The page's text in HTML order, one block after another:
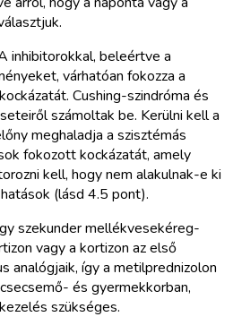
inhibitorokkal, beleértve a
várhatóan fokozza a
Cushing-szindróma és
számoltak be. Kerülni kell a
meghaladja a szisztémás
fokozott kockázatát, amely
kell, hogy nem alakulnak-e ki
(lásd 4.5 pont).
szekunder mellékvesekéreg-
vagy a kortizon az első
analógjaik, így a metilprednizolon
és gyermekkorban,
szükséges.